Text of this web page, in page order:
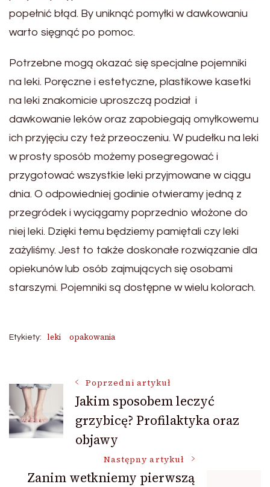
popełnić błąd. By uniknąć pomyłki w dawkowaniu
warto sięgnąć po pomoc.
Potrzebne mogą okazać się specjalne pojemniki
na leki. Poręczne i estetyczne, plastikowe kasetki
na leki znakomicie uproszczą podział i
dawkowanie leków oraz zapobiegają omyłkowemu
ich przyjęciu czy też przeoczeniu. W pudełku na leki
w prosty sposób możemy posegregować i
przygotować wszystkie leki przyjmowane w ciągu
dnia. O odpowiedniej godinie otwieramy jedną z
przegródek i wyciągamy poprzednio włożone do
niej leki. Dzięki temu będziemy pamiętali czy leki
zażyliśmy. Jest to także doskonałe rozwiązanie dla
opiekunów lub osób zajmujących się osobami
starszymi. Pojemniki są dostępne w wielu kolorach.
Etykiety: leki opakowania
Nawigacja
wpisu
Poprzedni artykuł
Jakim sposobem leczyć
grzybicę? Profilaktyka oraz
objawy
Następny artykuł
Zanim wetkniemy pierwszą